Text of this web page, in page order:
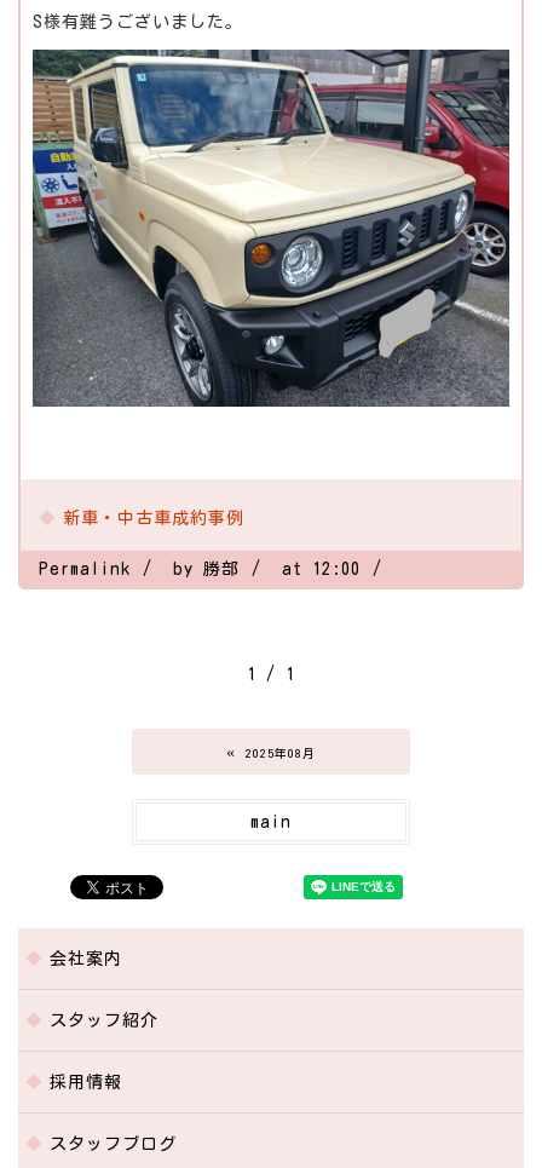
S様有難うございました。
新車・中古車成約事例
Permalink by 勝部 at 12:00
1 / 1
« 2025年08月
main
会社案内
スタッフ紹介
採用情報
スタッフブログ